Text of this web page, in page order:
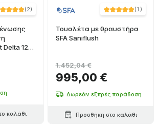
(2)
Delta 12
καλάθι
(1)
Τουαλέτα με θραυστήρα
SFA Saniflush
995,00 €
1.452,04 €
Δωρεάν εξπρές παράδοση
Προσθήκη στο καλάθι